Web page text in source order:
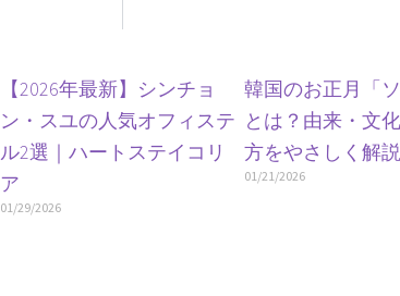
【2026年最新】シンチョ
ン・スユの人気オフィステ
ル2選｜ハートステイコリ
ア
01/29/2026
韓国のお正月「ソ
とは？由来・文
方をやさしく解説
01/21/2026